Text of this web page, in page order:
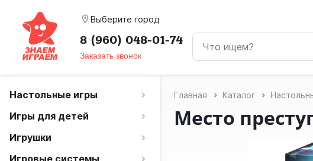
room Выберите город
8 (960) 048-01-74
Заказать звонок
Настольные игры
Игры для детей
Игрушки
Игровые системы
Главная Каталог
Место